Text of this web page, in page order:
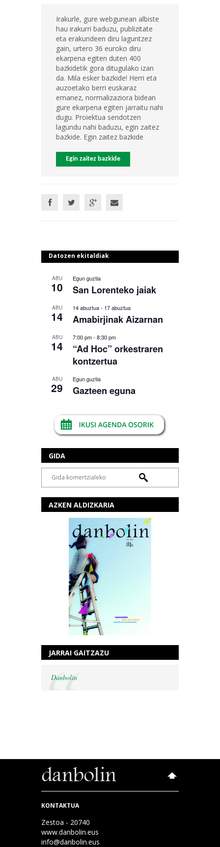
Irakurle, gure webgunean albiste
hau irakurri baduzu, publizitate
eta erakundeen diru laguntzez
gain, urtero 36 euroko diru
ekarpena egiten duten 400
bazkidetik gora ditugulako izan
da. Mila esker bazkide! Herri eta
auzoetako berri euskaraz
emanez, normalizaziora bidean
gure ekarpena egiten jarraitu nahi
dugu. Proiektua sendotzen
lagundu nahi baduzu, egin zaitez
bazkide. Egin zaitez bazkide
Egin zaitez bazkide
Datozen ekitaldiak
ABU
10
Egun guztia
San Lorenteko jaiak
ABU
14
14 abuztua- 17 abuztua
Amabirjinak Aizarnan
ABU
14
7:00 pm- 8:30 pm
“Ad Hoc” orkestraren
kontzertua
ABU
29
Egun guztia
Gazteen eguna
GIDA
AZKEN ALDIZKARIA
JARRAI GAITZAZU
Danbolin
KONTAKTUA
Zestoa - 20740
www.danbolin.eus
info@danbolin.eus